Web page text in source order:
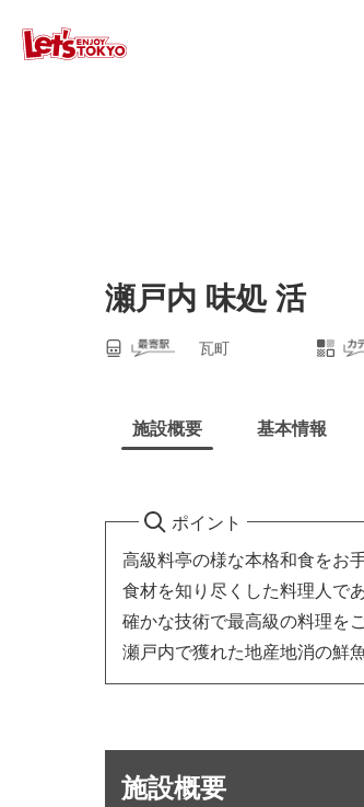
瀬戸内 味処 活
瓦町
施設概要 基本情報
ポイント
高級料亭の様な本格和食をお手
食材を知り尽くした料理人で
確かな技術で最高級の料理をご
瀬戸内で獲れた地産地消の鮮
施設概要